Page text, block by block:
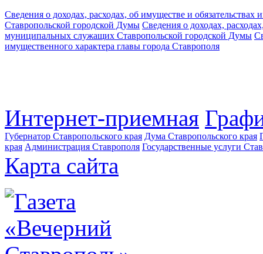
Сведения о доходах, расходах, об имуществе и
Ставропольской городской Думы Сведения о доходах,
муниципальных служащих Ставропольской городской Думы
имущественного характера главы города Ставрополя
Интернет-приемная
Губернатор Ставропольского края Дума Ставропольского края
края Администрация Ставрополя Государственные услуги
Карта сайта